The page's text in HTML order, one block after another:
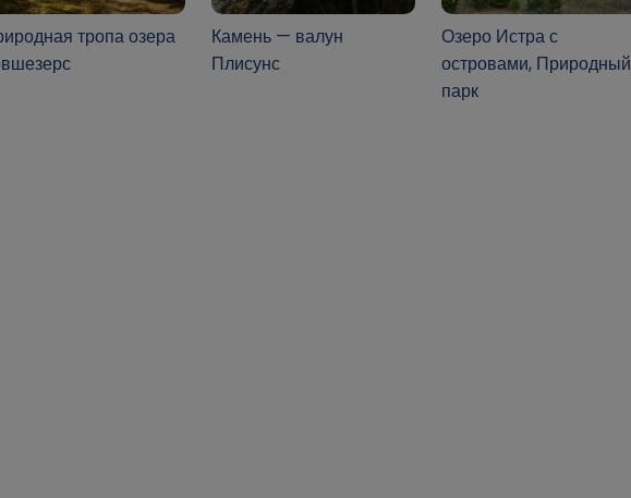
тропа озера
Камень — валун
Плисунс
Озеро Истра с
островами, Природный
парк